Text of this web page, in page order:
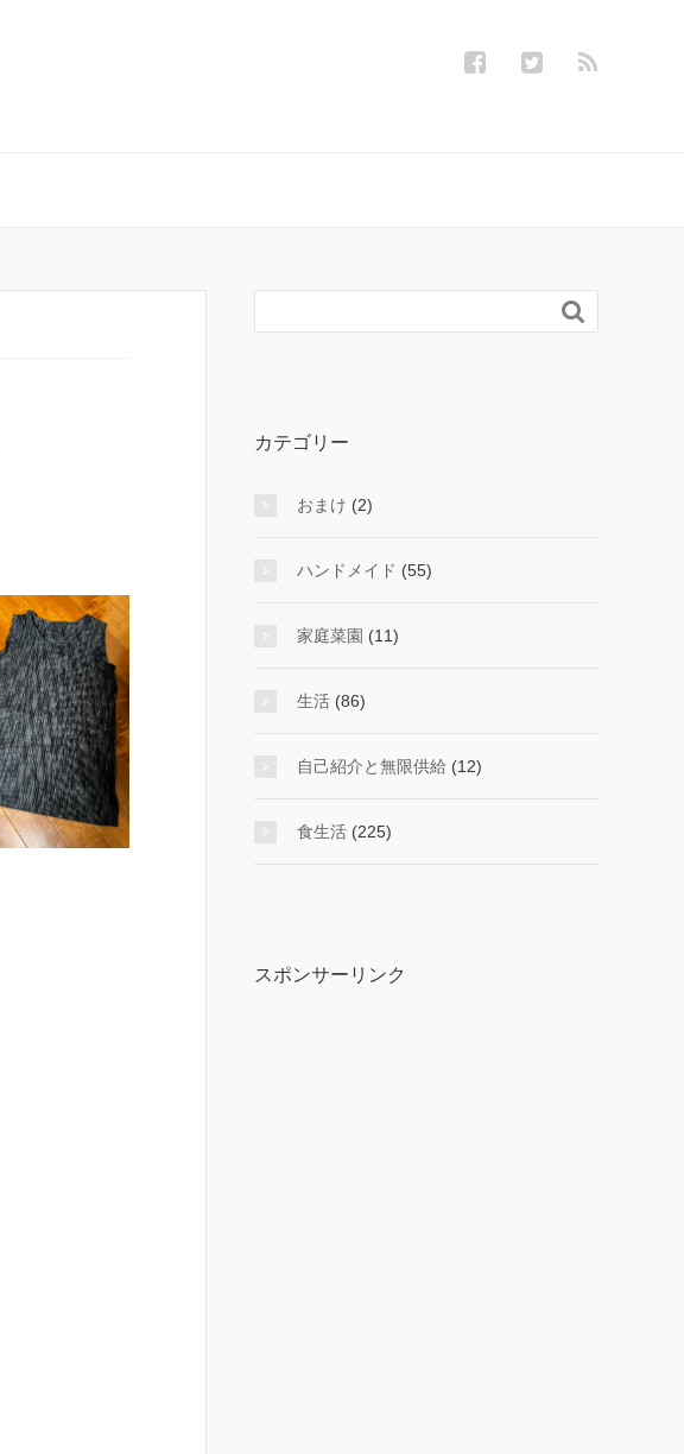

カテゴリー
おまけ (2)
ハンドメイド (55)
家庭菜園 (11)
生活 (86)
自己紹介と無限供給 (12)
食生活 (225)
スポンサーリンク